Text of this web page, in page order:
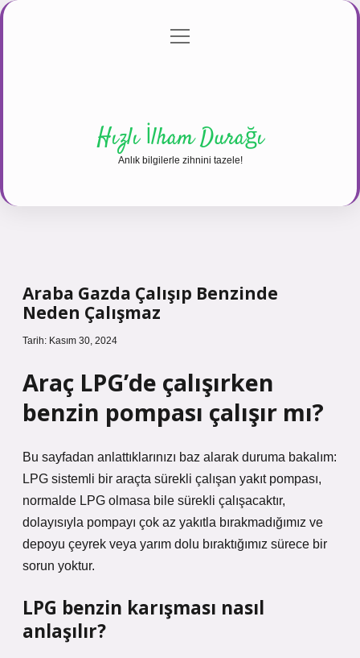
Gizlilik Politikası
menüyü
Hızlı İlham Durağı
Anlık bilgilerle zihnini tazele!
Araba Gazda Çalışıp Benzinde
Neden Çalışmaz
Tarih: Kasım 30, 2024
Araç LPG’de çalışırken
benzin pompası çalışır mı?
Bu sayfadan anlattıklarınızı baz alarak duruma bakalım:
LPG sistemli bir araçta sürekli çalışan yakıt pompası,
normalde LPG olmasa bile sürekli çalışacaktır,
dolayısıyla pompayı çok az yakıtla bırakmadığımız ve
depoyu çeyrek veya yarım dolu bıraktığımız sürece bir
sorun yoktur.
LPG benzin karışması nasıl
anlaşılır?